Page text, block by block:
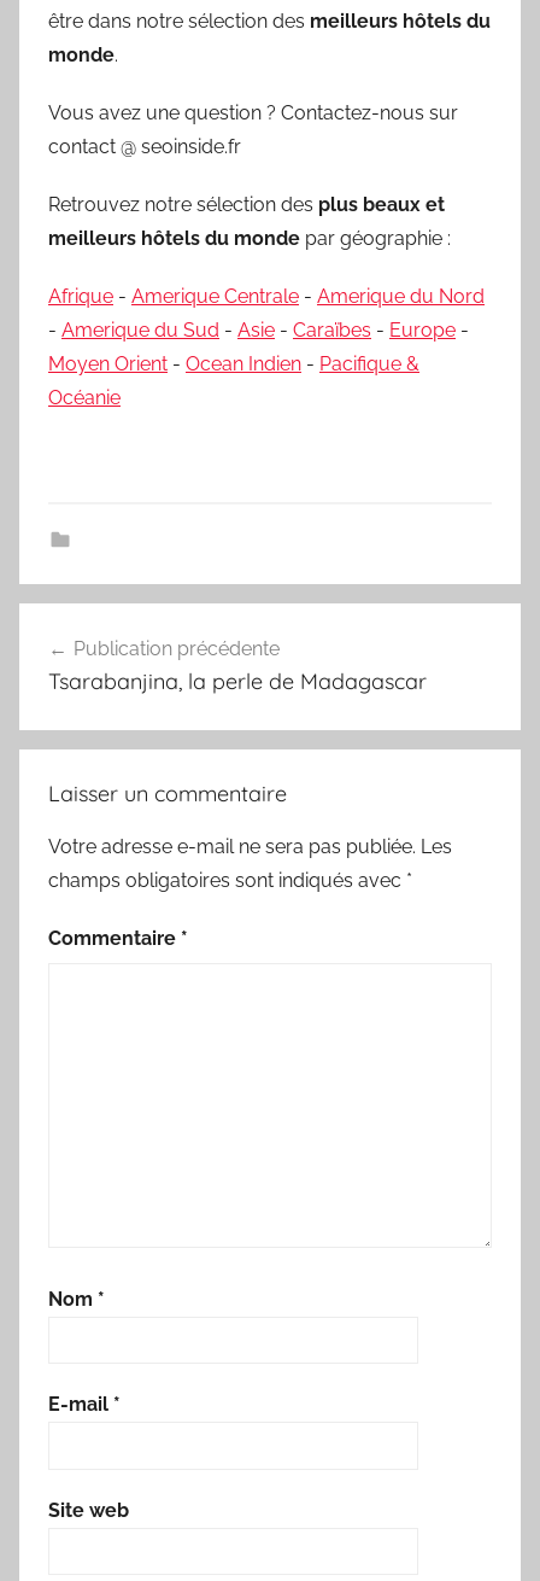
être dans notre sélection des meilleurs hôtels du
monde.
Vous avez une question ? Contactez-nous sur
contact @ seoinside.fr
Retrouvez notre sélection des plus beaux et
meilleurs hôtels du monde par géographie :
Afrique - Amerique Centrale - Amerique du Nord
- Amerique du Sud - Asie - Caraïbes - Europe -
Moyen Orient - Ocean Indien - Pacifique &
Océanie
de
Publication précédente
Tsarabanjina, la perle de Madagascar
Laisser un commentaire
Votre adresse e-mail ne sera pas publiée. Les
champs obligatoires sont indiqués avec *
Commentaire *
Nom *
E-mail *
Site web